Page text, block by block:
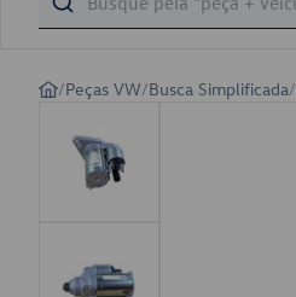
/Peças VW/Busca Simplificada/